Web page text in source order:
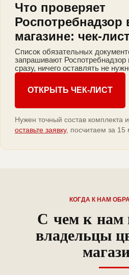
Что проверяет
Роспотребнадзор
магазине: чек-лист
Список обязательных
запрашивают
сразу, ничего оставлять не
ОТКРЫТЬ ЧЕК-ЛИСТ
Нужен точный состав комплекта
оставьте заявку, посчитаем за 15
КОГДА К НАМ
С чем к нам
владельцы